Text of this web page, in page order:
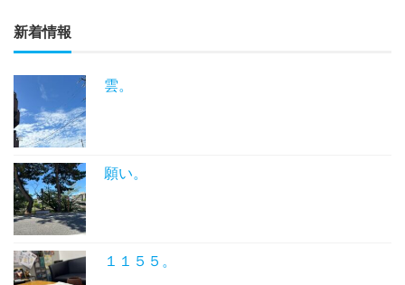
新着情報
雲。
願い。
１１５５。